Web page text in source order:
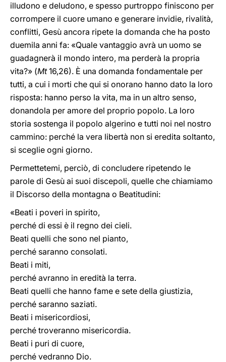
illudono e deludono, e spesso purtroppo finiscono per
corrompere il cuore umano e generare invidie, rivalità,
conflitti, Gesù ancora ripete la domanda che ha posto
duemila anni fa: «Quale vantaggio avrà un uomo se
guadagnerà il mondo intero, ma perderà la propria
vita?» (Mt16,26). È una domanda fondamentale per
tutti, a cui i morti che qui si onorano hanno dato la loro
risposta: hanno perso la vita, ma in un altro senso,
donandola per amore del proprio popolo. La loro
storia sostenga il popolo algerino e tutti noi nel nostro
cammino: perché la vera libertà non si eredita soltanto,
si sceglie ogni giorno.
Permettetemi, perciò, di concludere ripetendo le
parole di Gesù ai suoi discepoli, quelle che chiamiamo
il Discorso della montagna o Beatitudini:
«Beati i poveri in spirito,
perché di essi è il regno dei cieli.
Beati quelli che sono nel pianto,
perché saranno consolati.
Beati i miti,
perché avranno in eredità la terra.
Beati quelli che hanno fame e sete della giustizia,
perché saranno saziati.
Beati i misericordiosi,
perché troveranno misericordia.
Beati i puri di cuore,
perché vedranno Dio.